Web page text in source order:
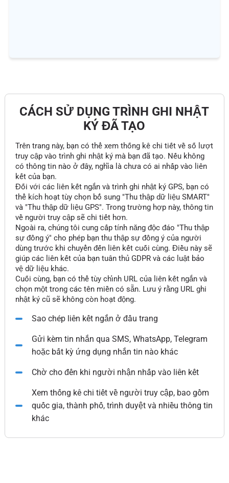
CÁCH SỬ DỤNG TRÌNH GHI NHẬT
KÝ ĐÃ TẠO
Trên trang này, bạn có thể xem thống kê chi tiết về số lượt
truy cập vào trình ghi nhật ký mà bạn đã tạo. Nếu không
có thông tin nào ở đây, nghĩa là chưa có ai nhấp vào liên
kết của bạn.
Đối với các liên kết ngắn và trình ghi nhật ký GPS, bạn có
thể kích hoạt tùy chọn bổ sung "Thu thập dữ liệu SMART"
và "Thu thập dữ liệu GPS". Trong trường hợp này, thông tin
về người truy cập sẽ chi tiết hơn.
Ngoài ra, chúng tôi cung cấp tính năng độc đáo "Thu thập
sự đồng ý" cho phép bạn thu thập sự đồng ý của người
dùng trước khi chuyển đến liên kết cuối cùng. Điều này sẽ
giúp các liên kết của bạn tuân thủ GDPR và các luật bảo
vệ dữ liệu khác.
Cuối cùng, bạn có thể tùy chỉnh URL của liên kết ngắn và
chọn một trong các tên miền có sẵn. Lưu ý rằng URL ghi
nhật ký cũ sẽ không còn hoạt động.
Sao chép liên kết ngắn ở đầu trang
Gửi kèm tin nhắn qua SMS, WhatsApp, Telegram
hoặc bất kỳ ứng dụng nhắn tin nào khác
Chờ cho đến khi người nhận nhấp vào liên kết
Xem thống kê chi tiết về người truy cập, bao gồm
quốc gia, thành phố, trình duyệt và nhiều thông tin
khác